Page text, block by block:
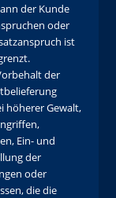
der Kunde
oder
ist
der
höherer Gewalt,
Ein- und
der
oder
die die